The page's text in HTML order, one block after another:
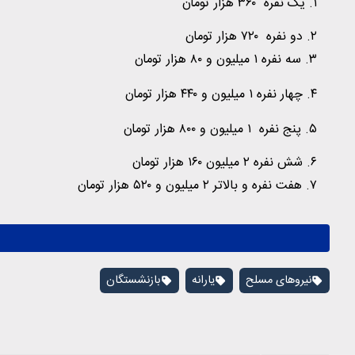
۲. دو نفره ۷۲۰ هزار تومان
۳. سه نفره ۱ میلیون و ۸۰ هزار تومان
۴. چهار نفره ۱ میلیون و ۴۴۰ هزار تومان
۵. پنج نفره ۱ میلیون و ۸۰۰ هزار تومان
۶. شش نفره ۲ میلیون ۱۶۰ هزار تومان
۷. هفت نفره و بالاتر ۲ میلیون و ۵۲۰ هزار تومان
نیروهای مسلح یارانه بازنشستگان